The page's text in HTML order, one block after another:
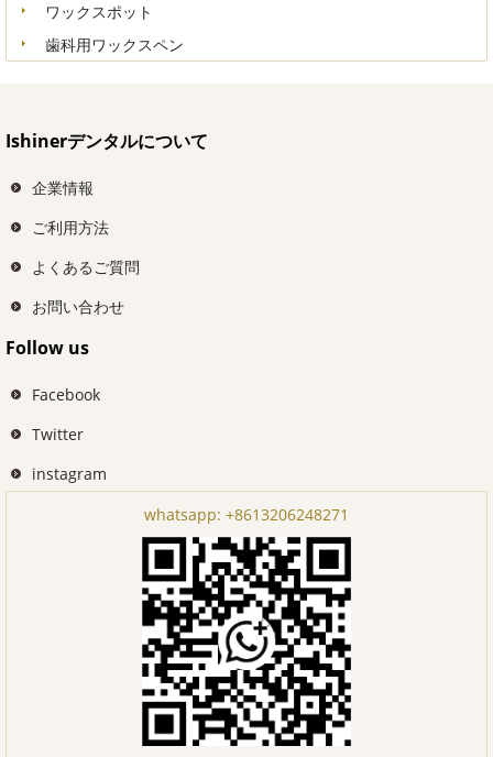
ワックスポット
歯科用ワックスペン
Ishinerデンタルについて
企業情報
ご利用方法
よくあるご質問
お問い合わせ
Follow us
Facebook
Twitter
instagram
whatsapp: +8613206248271